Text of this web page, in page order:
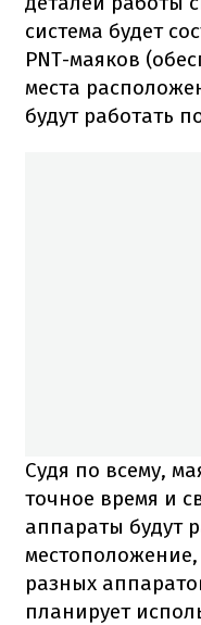
система будет
PNT-маяков
места
будут работать
Судя по всему,
точное время и
аппараты будут
разных
планирует